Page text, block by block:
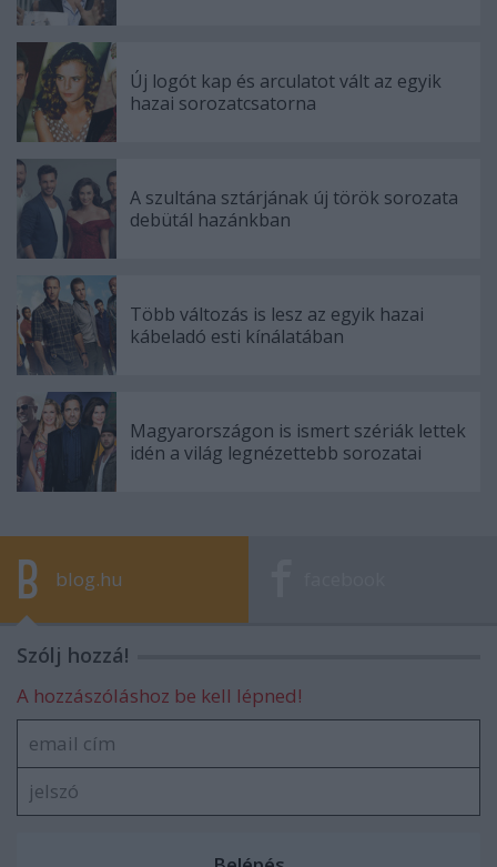
Új logót kap és arculatot vált az egyik
hazai sorozatcsatorna
A szultána sztárjának új török sorozata
debütál hazánkban
Több változás is lesz az egyik hazai
kábeladó esti kínálatában
Magyarországon is ismert szériák lettek
idén a világ legnézettebb sorozatai
blog.hu
Szólj hozzá!
A hozzászóláshoz be kell lépned!